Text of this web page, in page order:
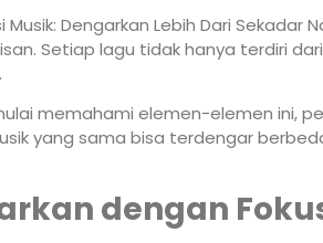
Dengarkan Lebih Dari Sekadar
Setiap lagu tidak hanya terdiri
memahami elemen-elemen ini,
yang sama bisa terdengar
dengan